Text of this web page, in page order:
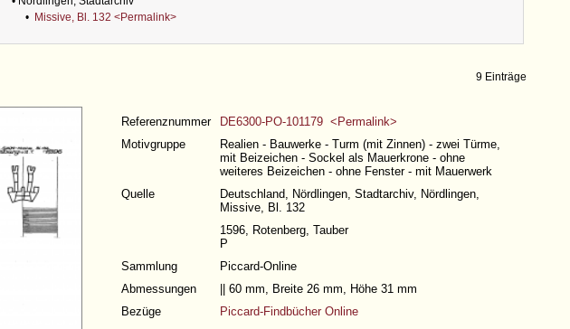
• Missive, Bl. 132 <Permalink>
9 Einträge
Referenznummer
DE6300-PO-101179 <Permalink>
Motivgruppe
Realien - Bauwerke - Turm (mit Zinnen) - zwei Türme,
mit Beizeichen - Sockel als Mauerkrone - ohne
weiteres Beizeichen - ohne Fenster - mit Mauerwerk
Quelle
Deutschland, Nördlingen, Stadtarchiv, Nördlingen,
Missive, Bl. 132
1596, Rotenberg, Tauber
P
Sammlung
Piccard-Online
Abmessungen
|| 60 mm, Breite 26 mm, Höhe 31 mm
Bezüge
Piccard-Findbücher Online